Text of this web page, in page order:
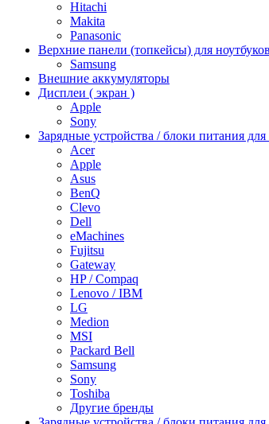
Hitachi
Makita
Panasonic
Верхние панели (топкейсы) для ноутбуков
Samsung
Внешние аккумуляторы
Дисплеи ( экран )
Apple
Sony
Зарядные устройства / блоки питания для
Acer
Apple
Asus
BenQ
Clevo
Dell
eMachines
Fujitsu
Gateway
HP / Compaq
Lenovo / IBM
LG
Medion
MSI
Packard Bell
Samsung
Sony
Toshiba
Другие бренды